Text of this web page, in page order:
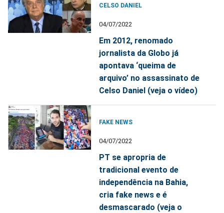
CELSO DANIEL
04/07/2022
Em 2012, renomado
jornalista da Globo já
apontava ‘queima de
arquivo’ no assassinato de
Celso Daniel (veja o vídeo)
FAKE NEWS
04/07/2022
PT se apropria de
tradicional evento de
independência na Bahia,
cria fake news e é
desmascarado (veja o